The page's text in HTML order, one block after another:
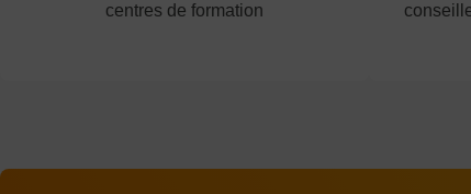
centres de formation